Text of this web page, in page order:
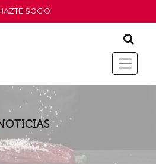
SOCIO